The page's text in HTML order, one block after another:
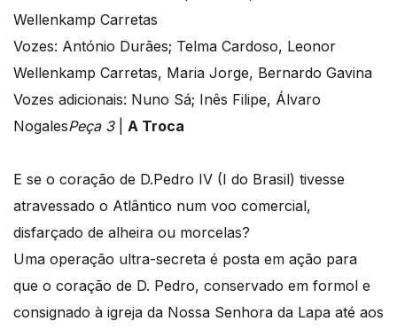
Wellenkamp Carretas
Vozes: António Durães; Telma Cardoso, Leonor
Wellenkamp Carretas, Maria Jorge, Bernardo Gavina
Vozes adicionais: Nuno Sá; Inês Filipe, Álvaro
NogalesPeça 3| A Troca
E se o coração de D.Pedro IV (I do Brasil) tivesse
atravessado o Atlântico num voo comercial,
disfarçado de alheira ou morcelas?
Uma operação ultra-secreta é posta em ação para
que o coração de D. Pedro, conservado em formol e
consignado à igreja da Nossa Senhora da Lapa até aos